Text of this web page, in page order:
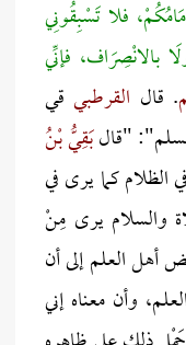
فلا تَسْبِقُونِي
بالانْصِرَاف، فإنِّي
. قال القرطبيقي
"قالبَقِيُّ بْنُ
الظلام كما يرى في
والسلام يرى مِنْ
أهل العلم إلى أن
وأن معناه إني